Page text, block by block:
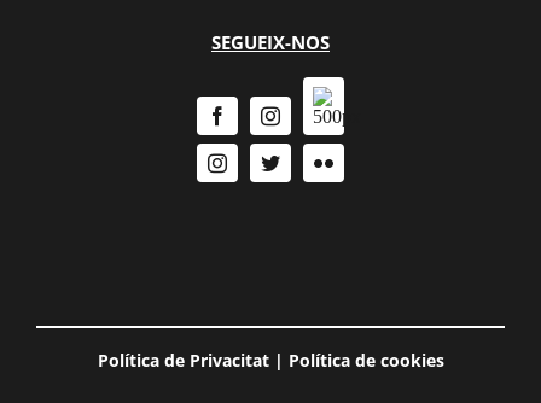
SEGUEIX-NOS
Política de Privacitat| Política de cookies